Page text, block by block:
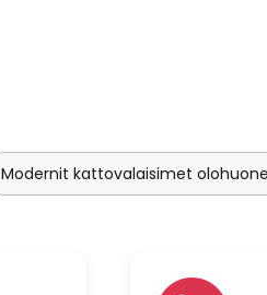
Modernit kattovalaisimet